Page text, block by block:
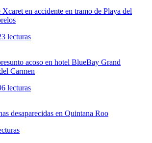
en accidente en tramo de Playa del
lecturas
acoso en hotel BlueBay Grand
Carmen
lecturas
desaparecidas en Quintana Roo